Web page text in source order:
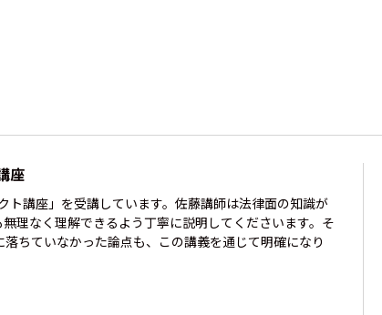
座
ト講座」を受講しています。佐藤講師は法律面の知識が
理なく理解できるよう丁寧に説明してくださいます。そ
ちていなかった論点も、この講義を通じて明確になり